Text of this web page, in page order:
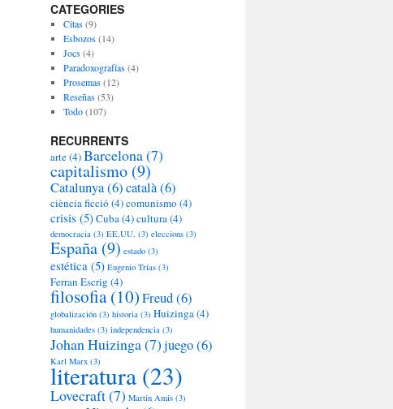
X
I
U
S
CATEGORIES
Citas(9)
Esbozos(14)
Jocs(4)
Paradoxografías(4)
Prosemas(12)
Reseñas(53)
Todo(107)
RECURRENTS
arte(4)Barcelona(7)
capitalismo (9)
Catalunya(6)català(6)
ciència ficció (4)comunismo (4)
crisis (5)Cuba(4)cultura(4)
democracia (3) EE.UU. (3) eleccions (3)
España (9) estado (3)
estética (5) Eugenio Trías (3)
Ferran Escrig (4)
filosofia(10)Freud(6)
globalización (3) historia (3) Huizinga(4)
humanidades (3) independencia (3)
Johan Huizinga(7)juego(6)
Karl Marx (3)
literatura (23)
Lovecraft(7) Martin Amis (3)